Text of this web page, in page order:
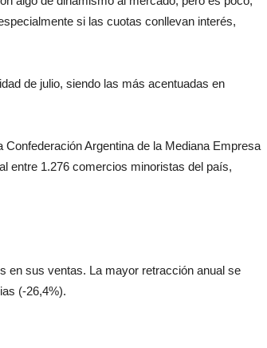
si las cuotas conllevan interés,
de julio, siendo las más acentuadas en
Argentina de la Mediana Empresa
entre 1.276 comercios minoristas del país,
sus ventas. La mayor retracción anual se
(-26,4%).